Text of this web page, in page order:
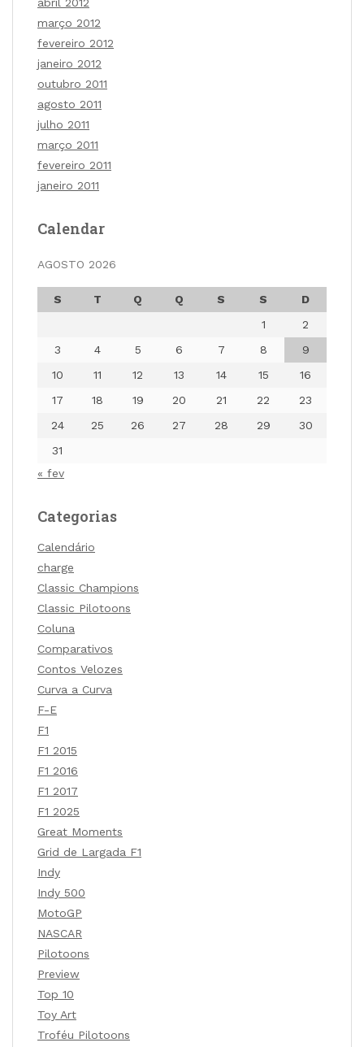
março 2012
fevereiro 2012
janeiro 2012
outubro 2011
agosto 2011
julho 2011
março 2011
fevereiro 2011
janeiro 2011
Calendar
AGOSTO 2026
S T Q Q S S
D
1
2
3
4 5 6 7 8
9
10
11 12 13 14 15
16
17
18 19 20 21 22
23
24
25 26 27 28 29
30
31
« fev
Categorias
Calendário
charge
Classic Champions
Classic Pilotoons
Coluna
Comparativos
Contos Velozes
Curva a Curva
F-E
F1
F1 2015
F1 2016
F1 2017
F1 2025
Great Moments
Grid de Largada F1
Indy
Indy 500
MotoGP
NASCAR
Pilotoons
Preview
Top 10
Toy Art
Troféu Pilotoons